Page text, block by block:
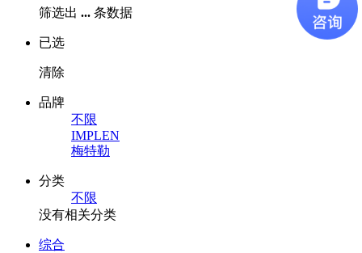
筛选出 ... 条数据
已选
清除
品牌
不限
IMPLEN
梅特勒
分类
不限
没有相关分类
综合